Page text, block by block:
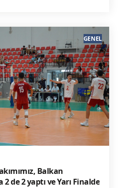
Balkan
de 2 yaptı ve Yarı Finalde
GENEL